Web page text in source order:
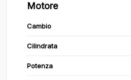
Motore
Cambio
Cilindrata
Potenza